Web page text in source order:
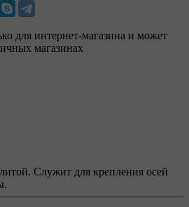
для интернет-магазина и может
магазинах
Служит для крепления осей